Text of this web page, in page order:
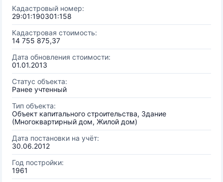
Кадастровый номер:
29:01:190301:158
Кадастровая стоимость:
14 755 875,37
Дата обновления стоимости:
01.01.2013
Статус объекта:
Ранее учтенный
Тип объекта:
Объект капитального строительства, Здание
(Многоквартирный дом, Жилой дом)
Дата постановки на учёт:
30.06.2012
Год постройки:
1961